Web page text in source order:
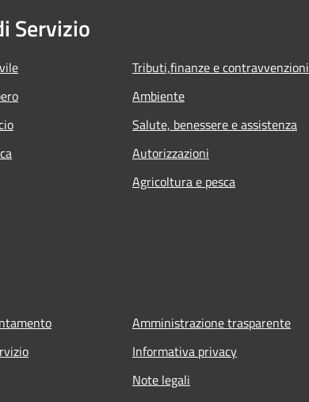
Servizio
Tributi,finanze e contravvenzioni
Ambiente
Salute, benessere e assistenza
Autorizzazioni
Agricoltura e pesca
Amministrazione trasparente
Informativa privacy
Note legali